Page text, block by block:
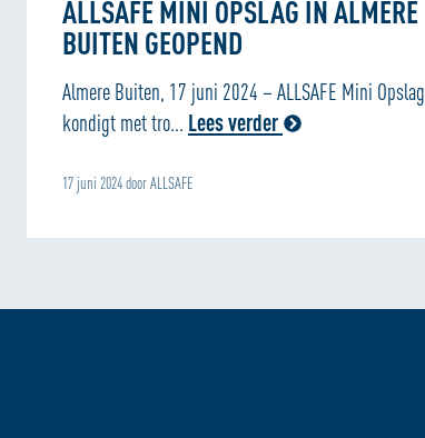
ALLSAFE MINI OPSLAG IN ALMERE
BUITEN GEOPEND
Almere Buiten, 17 juni 2024 – ALLSAFE Mini Opslag
kondigt met tro... Lees verder
17 juni 2024 door ALLSAFE